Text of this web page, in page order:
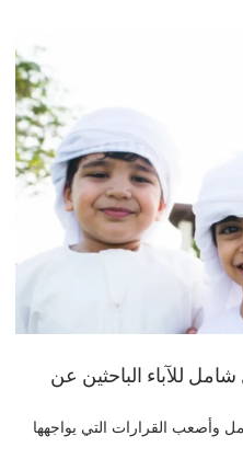
شامل للآباء الباحثين عن
وأصعب القرارات التي يواجهها